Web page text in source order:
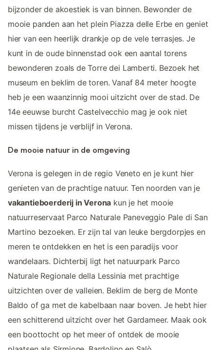
bijzonder de akoestiek is van binnen. Bewonder de
mooie panden aan het plein Piazza delle Erbe en geniet
hier van een heerlijk drankje op de vele terrasjes. Je
kunt in de oude binnenstad ook een aantal torens
bewonderen zoals de Torre dei Lamberti. Bezoek het
museum en beklim de toren. Vanaf 84 meter hoogte
heb je een waanzinnig mooi uitzicht over de stad. De
14e eeuwse burcht Castelvecchio mag je ook niet
missen tijdens je verblijf in Verona.
De mooie natuur in de omgeving
Verona is gelegen in de regio Veneto en je kunt hier
genieten van de prachtige natuur. Ten noorden van je
vakantieboerderij in Verona kun je het mooie
natuurreservaat Parco Naturale Paneveggio Pale di San
Martino bezoeken. Er zijn tal van leuke bergdorpjes en
meren te ontdekken en het is een paradijs voor
wandelaars. Dichterbij ligt het natuurpark Parco
Naturale Regionale della Lessinia met prachtige
uitzichten over de valleien. Beklim de berg de Monte
Baldo of ga met de kabelbaan naar boven. Je hebt hier
een schitterend uitzicht over het Gardameer. Maak ook
een boottocht op het meer of ontdek de mooie